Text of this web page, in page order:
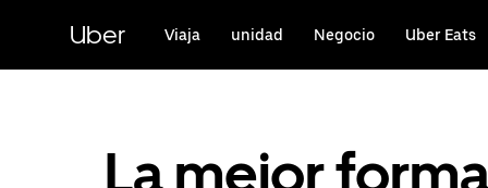
contenido
principal
Uber Viaja unidad Negocio Uber Eats
La mejor